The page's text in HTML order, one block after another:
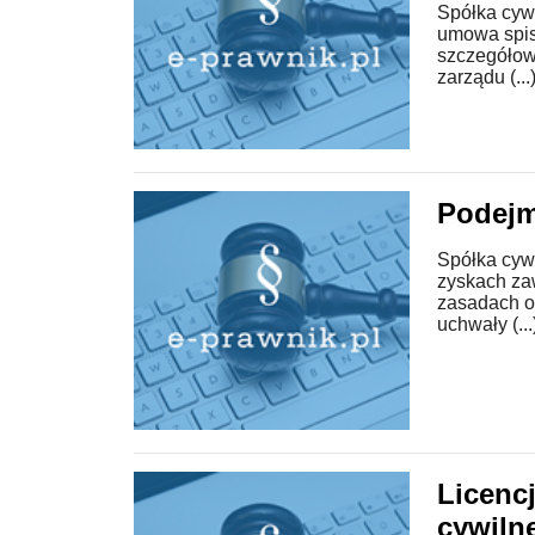
Spółka
umowa
zarządu
Spółka
zyskach
zasadach
uchwały